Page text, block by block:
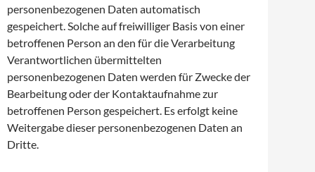
personenbezogenen Daten automatisch
gespeichert. Solche auf freiwilliger Basis von einer
betroffenen Person an den für die Verarbeitung
Verantwortlichen übermittelten
personenbezogenen Daten werden für Zwecke der
Bearbeitung oder der Kontaktaufnahme zur
betroffenen Person gespeichert. Es erfolgt keine
Weitergabe dieser personenbezogenen Daten an
Dritte.